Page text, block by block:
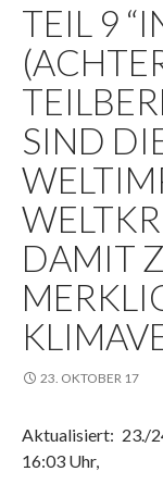
TEIL 9
SIND
DAMIT
23. OKTOBER 17
Aktualisiert: 23./
16:03 Uhr,